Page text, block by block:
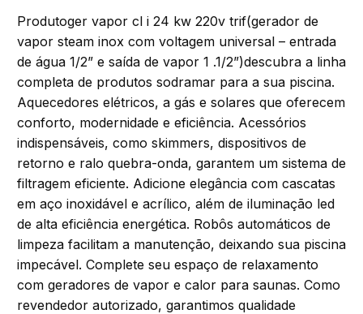
Produtoger vapor cl i 24 kw 220v trif(gerador de
vapor steam inox com voltagem universal – entrada
de água 1/2” e saída de vapor 1 .1/2”)descubra a linha
completa de produtos sodramar para a sua piscina.
Aquecedores elétricos, a gás e solares que oferecem
conforto, modernidade e eficiência. Acessórios
indispensáveis, como skimmers, dispositivos de
retorno e ralo quebra-onda, garantem um sistema de
filtragem eficiente. Adicione elegância com cascatas
em aço inoxidável e acrílico, além de iluminação led
de alta eficiência energética. Robôs automáticos de
limpeza facilitam a manutenção, deixando sua piscina
impecável. Complete seu espaço de relaxamento
com geradores de vapor e calor para saunas. Como
revendedor autorizado, garantimos qualidade